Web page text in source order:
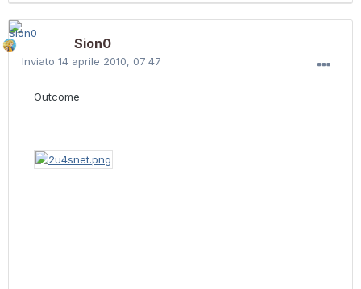
Sion0
Inviato 14 aprile 2010, 07:47
Outcome